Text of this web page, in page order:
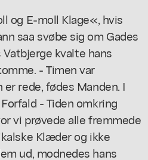
og E-moll Klage«, hvis
saa svøbe sig om Gades
kvalte hans
- Timen var
er rede, fødes Manden. I
- Tiden omkring
vi prøvede alle fremmede
Klæder og ikke
ud, modnedes hans